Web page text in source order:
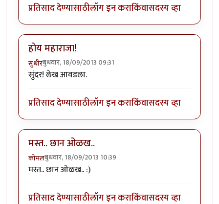
प्रतिसाद देण्यासाठीलॉग इन कराकिंवासदस्य व्हा
होय महाराजा!
सुधीरबुधवार, 18/09/2013 09:31
सुंदर! लेख आवडला.
प्रतिसाद देण्यासाठीलॉग इन कराकिंवासदस्य व्हा
मस्त.. छान ओळख..
कोमलबुधवार, 18/09/2013 10:39
मस्त.. छान ओळख.. :)
प्रतिसाद देण्यासाठीलॉग इन कराकिंवासदस्य व्हा